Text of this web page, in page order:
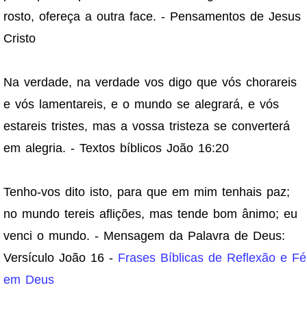
rosto, ofereça a outra face. - Pensamentos de Jesus
Cristo
Na verdade, na verdade vos digo que vós chorareis
e vós lamentareis, e o mundo se alegrará, e vós
estareis tristes, mas a vossa tristeza se converterá
em alegria. - Textos bíblicos João 16:20
Tenho-vos dito isto, para que em mim tenhais paz;
no mundo tereis aflições, mas tende bom ânimo; eu
venci o mundo. - Mensagem da Palavra de Deus:
Versículo João 16 - Frases Bíblicas de Reflexão e Fé
em Deus